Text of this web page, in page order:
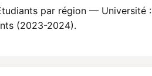
par région — Université :
(2023-2024).